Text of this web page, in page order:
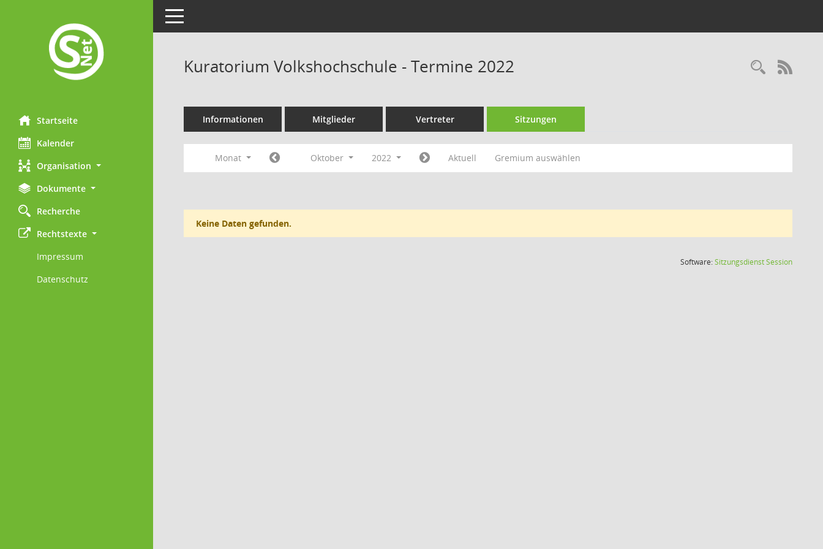
Startseite
Kalender
Organisation
Dokumente
Recherche
Rechtstexte
Impressum
Datenschutz
Toggle navigation
Kuratorium Volkshochschule - Termine 2022
Informationen Mitglieder Vertreter Sitzungen
Monat Oktober 2022 Aktuell Gremium auswählen
Keine Daten gefunden.
Software:SitzungsdienstSession(Wird in